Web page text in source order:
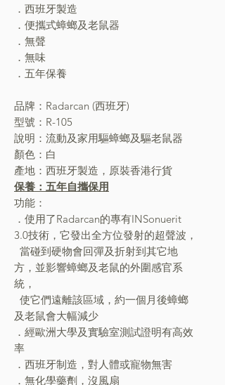
．西班牙製造
．便攜式蟑螂及老鼠器
．無聲
．無味
．五年保養
品牌：Radarcan (西班牙)
型號：R-105
說明：流動及家用驅蟑螂及驅老鼠器
顏色：白
產地：西班牙製造，原裝香港行貨
保養：五年自攜保用
功能：
．使用了Radarcan的專有INSonuerit
3.0技術，它發出全方位發射的超聲波，
當碰到硬物會回彈及折射到其它地
方，並影響蟑螂及老鼠的外圍感官系
統，
使它們遠離該區域，約一個月後蟑螂
及老鼠會大幅減少
．經歐洲大學及實驗室測試證明有高效
率
．西班牙制造，對人體或寵物無害
．無化學藥劑，沒風扇